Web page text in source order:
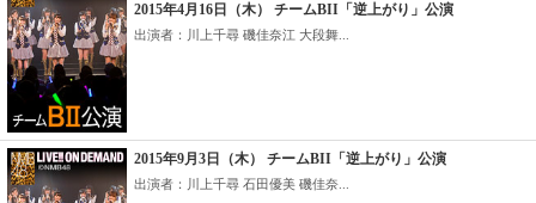
2015年4月16日（木） チームBII「逆上がり」公演
出演者：川上千尋 磯佳奈江 大段舞...
2015年9月3日（木） チームBII「逆上がり」公演
出演者：川上千尋 石田優美 磯佳奈...